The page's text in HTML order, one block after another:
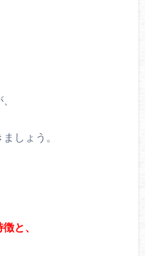
しょう。
と、